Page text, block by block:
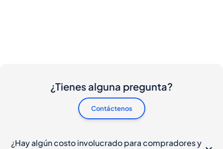
¿Tienes alguna pregunta?
Contáctenos
¿Hay algún costo involucrado para compradores y